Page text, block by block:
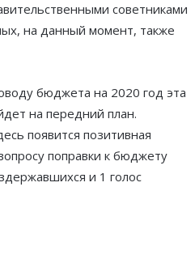
советниками
на данный момент, также
бюджета на 2020 год эта
на передний план.
появится позитивная
поправки к бюджету
и 1 голос
Альбер II и Принцесса
Шарль Леклер вновь в борьбе:
набирает скорость перед
и Be Safe Monaco продлили